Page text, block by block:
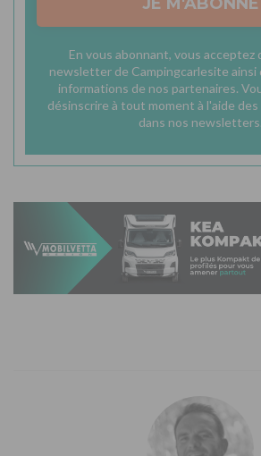
En vous abonnant, vous acceptez
newsletter de Campingcarlesite
informations de nos partenaires.
désinscrire à tout moment à l'aide
dans nos newsletters.